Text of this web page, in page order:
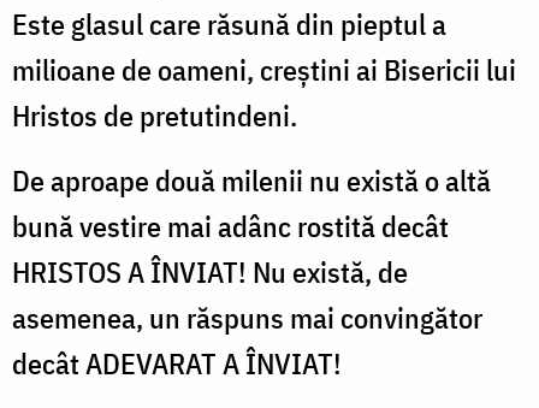
Este glasul care răsună din pieptul a
milioane de oameni, creștini ai Bisericii lui
Hristos de pretutindeni.
De aproape două milenii nu există o altă
bună vestire mai adânc rostită decât
HRISTOS A ÎNVIAT! Nu există, de
asemenea, un răspuns mai convingător
decât ADEVARAT A ÎNVIAT!